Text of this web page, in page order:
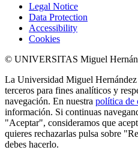
Legal Notice
Data Protection
Accessibility
Cookies
© UNIVERSITAS Miguel
La Universidad Miguel
terceros para fines analíticos y
navegación. En nuestra política de
información. Si continuas
"Aceptar", consideramos que
quieres rechazarlas pulsa sobre
debes hacerlo.